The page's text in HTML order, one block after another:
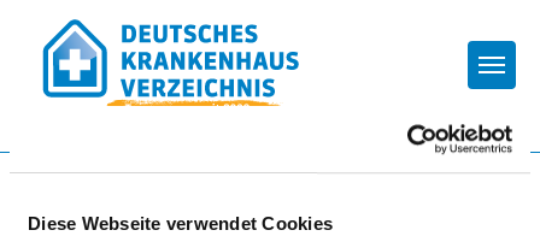
Diese Webseite verwendet Cookies